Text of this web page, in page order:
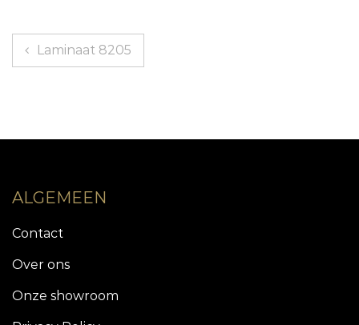
Berichtnavigatie
Laminaat 8205
ALGEMEEN
Contact
Over ons
Onze showroom